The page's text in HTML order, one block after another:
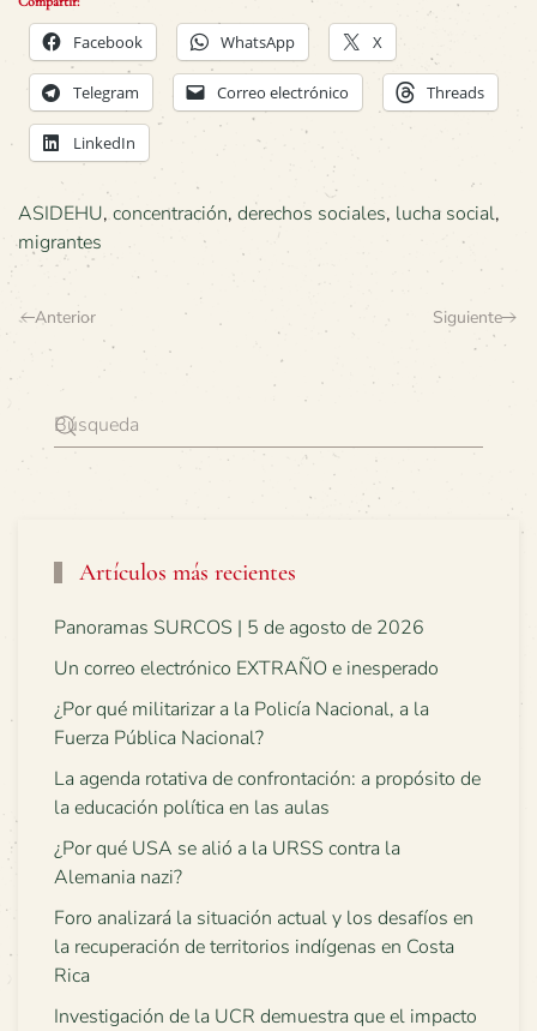
Facebook WhatsApp X
Telegram Correo electrónico Threads
LinkedIn
ASIDEHU,concentración, derechos sociales, lucha social,
migrantes
Anterior Siguiente
Artículos más recientes
Panoramas SURCOS | 5 de agosto de 2026
Un correo electrónico EXTRAÑO e inesperado
¿Por qué militarizar a la Policía Nacional, a la
Fuerza Pública Nacional?
La agenda rotativa de confrontación: a propósito de
la educación política en las aulas
¿Por qué USA se alió a la URSS contra la
Alemania nazi?
Foro analizará la situación actual y los desafíos en
la recuperación de territorios indígenas en Costa
Rica
Investigación de la UCR demuestra que el impacto